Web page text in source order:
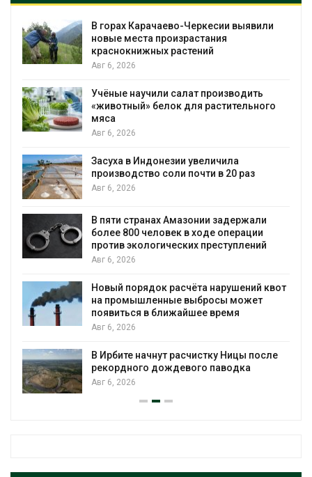
В горах Карачаево-Черкесии выявили
новые места произрастания
краснокнижных растений
Авг 6, 2026
Учёные научили салат производить
«животный» белок для растительного
мяса
Авг 6, 2026
Засуха в Индонезии увеличила
производство соли почти в 20 раз
Авг 6, 2026
В пяти странах Амазонии задержали
более 800 человек в ходе операции
против экологических преступлений
Авг 6, 2026
Новый порядок расчёта нарушений квот
на промышленные выбросы может
появиться в ближайшее время
Авг 6, 2026
В Ирбите начнут расчистку Ницы после
рекордного дождевого паводка
Авг 6, 2026